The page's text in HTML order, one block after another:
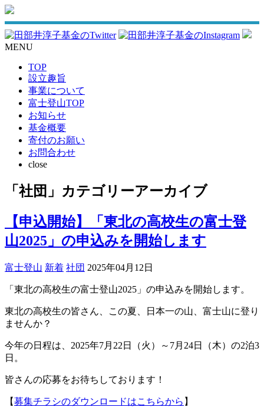
MENU
TOP
設立趣旨
事業について
富士登山TOP
お知らせ
基金概要
寄付のお願い
お問合わせ
close
「社団」カテゴリーアーカイブ
【申込開始】「東北の高校生の富士登
山2025」の申込みを開始します
富士登山 新着 社団 2025年04月12日
「東北の高校生の富士登山2025」の申込みを開始します。
東北の高校生の皆さん、この夏、日本一の山、富士山に登り
ませんか？
今年の日程は、2025年7月22日（火）～7月24日（木）の2泊3
日。
皆さんの応募をお待ちしております！
【募集チラシのダウンロードはこちらから 】